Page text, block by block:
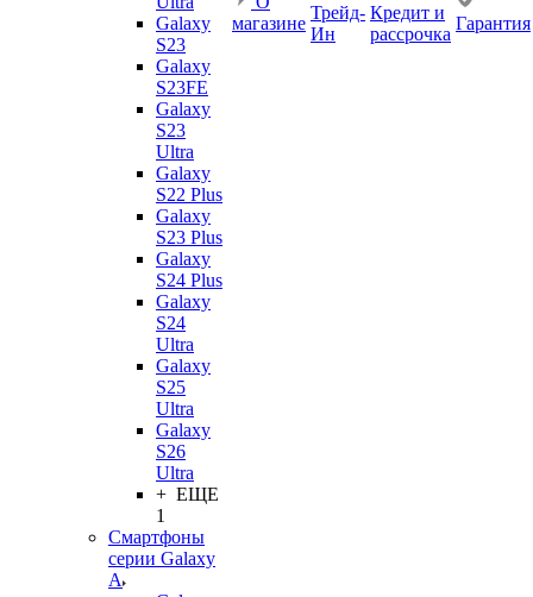
Galaxy
S23
Galaxy
S23FE
Galaxy
S23
Ultra
Galaxy
S22 Plus
Galaxy
S23 Plus
Galaxy
S24 Plus
Galaxy
S24
Ultra
Galaxy
S25
Ultra
Galaxy
S26
Ultra
+ ЕЩЕ
1
Смартфоны
серии Galaxy
A
магазине
Трейд-
Ин
Кредит и
рассрочка
Гарантия